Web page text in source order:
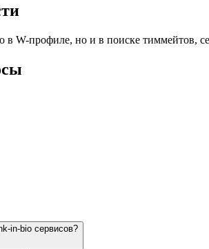
в W-профиле, но и в поиске тиммейтов,
in-bio сервисов?